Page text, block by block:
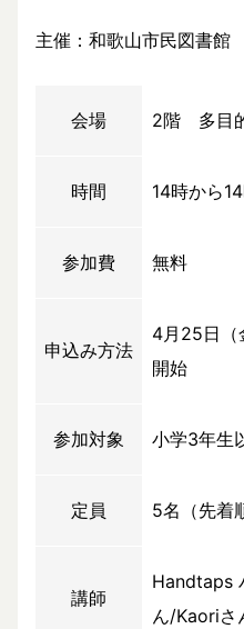
主催：和歌山市民図書館
会場 2階 多目
時間 14時から
参加費 無料
申込み方法
4月25日（
開始
参加対象 小学3年生
定員 5名（先着
講師
Handtaps
ん/Kaoriさ